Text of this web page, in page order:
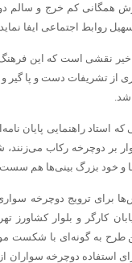
همگانی کم خرج و سالم
روابط اجتماعی ایفا نماید.
اخیر نقشی است که این
از تشریفات دست و پا گیر
استاد راهنمایی پایان
بر دوچرخه رکاب می‌زنند،
و خود بزرگ بینی‌ها هم
برای ترویج دوچرخه
کارگر و بلوار کشاورز
طرح به گونه‌ای با شکست
استفاده دوچرخه سواران از